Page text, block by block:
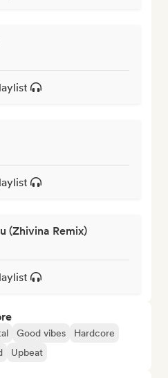
(Zhivina Remix)
Good vibes
Hardcore
Upbeat